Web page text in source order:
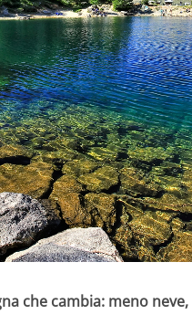
che cambia: meno